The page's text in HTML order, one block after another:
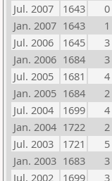
Jul. 2007
1643 0
Jan. 2007 1643 1
Jul. 2006
1645 3
Jan. 2006 1684 3
Jul. 2005
1681 4
Jan. 2005 1684 2
Jul. 2004
1699 4
Jan. 2004 1722 2
Jul. 2003
1721 5
Jan. 2003 1683 3
Jul. 2002
1699 3